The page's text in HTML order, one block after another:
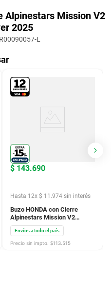
Alpinestars Mission V2
2025
R00090057-L
$ 143.690
Hasta 12x $ 11 .974 sin interés
20
cuotas fijas de $8703
Buzo HONDA con Cierre
Alpinestars Mission V2
Midlayer 2025
Envíos a todo el país